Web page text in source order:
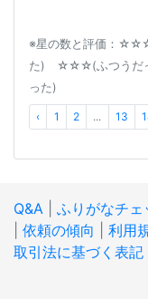
※星の数と評価：
た) ☆☆☆(ふつうだ
った)
‹ 1 2 ... 13
Q&A ふりがなチェ
依頼の傾向 利用
取引法に基づく表記